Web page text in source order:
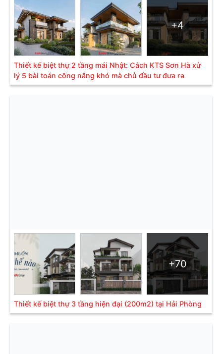
+4
Thiết kế biệt thự 2 tầng mái Nhật: Cách KTS Sơn Hà xử
lý 5 bài toán công năng khó mà chủ đầu tư đưa ra
+70
Thiết kế biệt thự 3 tầng hiện đại (200m2) tại Hải Phòng